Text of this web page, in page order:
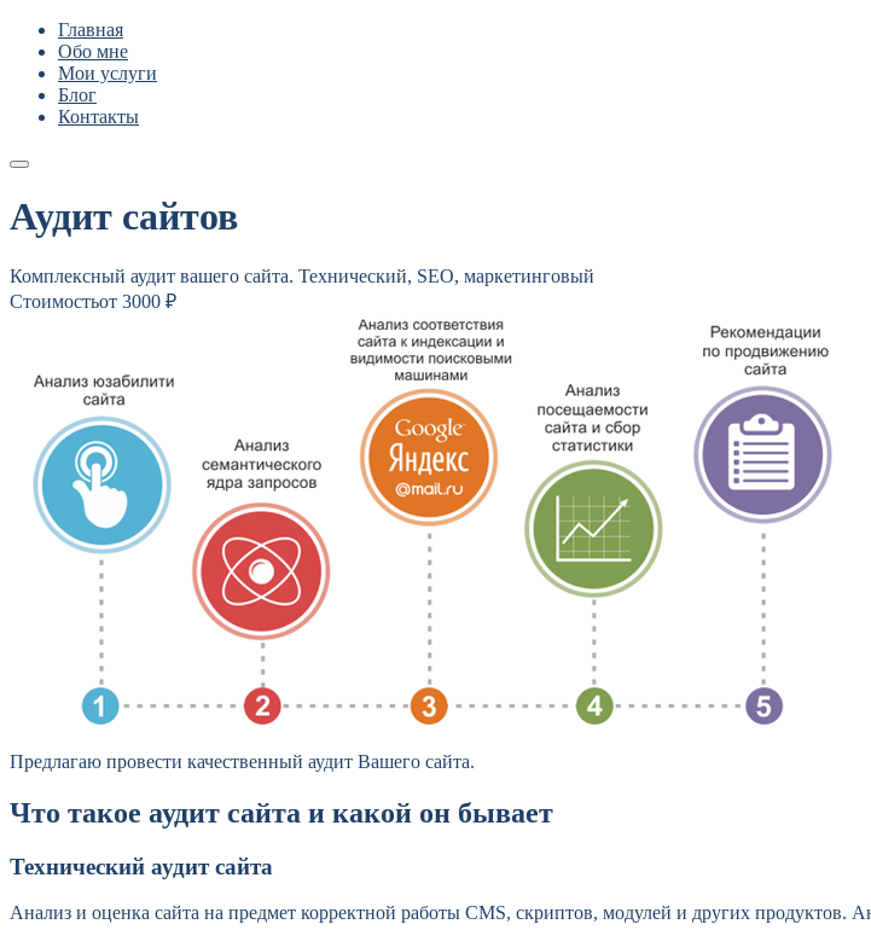
Главная
Обо мне
Мои услуги
Блог
Контакты
Аудит сайтов
Комплексный аудит вашего сайта. Технический, SEO, маркетинговый
Стоимостьот 3000 ₽
Предлагаю провести качественный аудит Вашего сайта.
Что такое аудит сайта и какой он бывает
Технический аудит сайта
Анализ и оценка сайта на предмет корректной работы CMS, скриптов, модулей и других продуктов.